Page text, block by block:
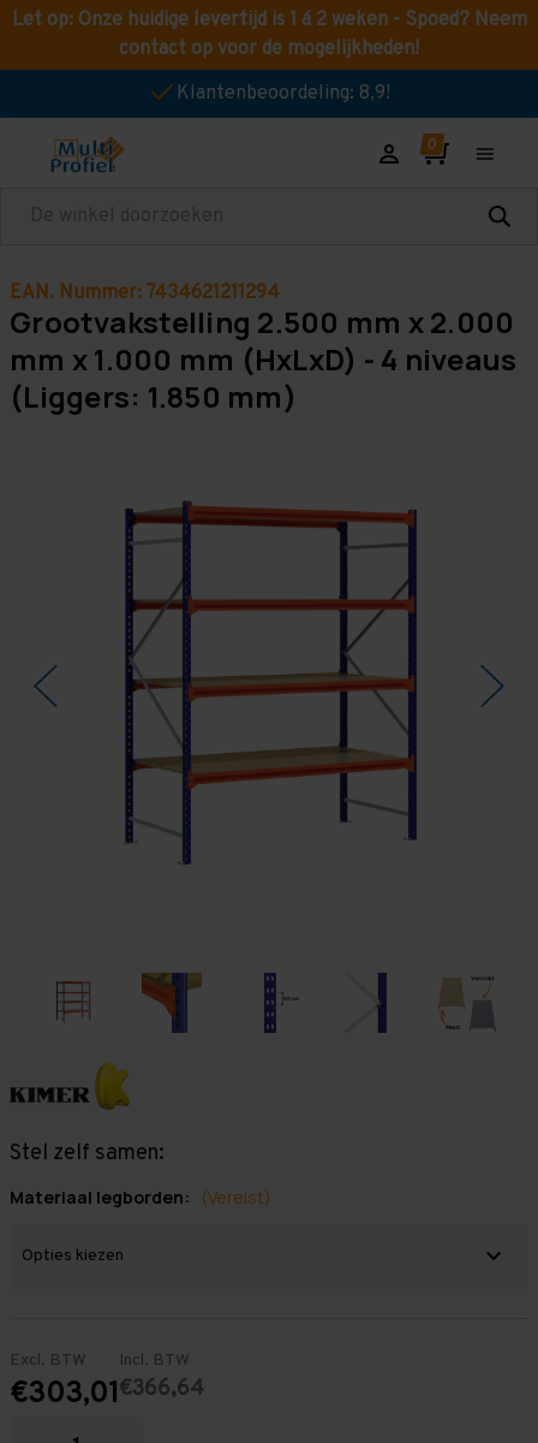
Let op: Onze huidige levertijd is 1 á 2 weken - Spoed? Neem
contact op voor de mogelijkheden!
Klantenbeoordeling: 8,9!
Zoeken
EAN. Nummer: 7434621211294
Grootvakstelling 2.500 mm x 2.000
mm x 1.000 mm (HxLxD) - 4 niveaus
(Liggers: 1.850 mm)
Stel zelf samen:
Materiaal legborden: (Vereist)
Excl. BTW
€303,01
Incl. BTW
€366,64